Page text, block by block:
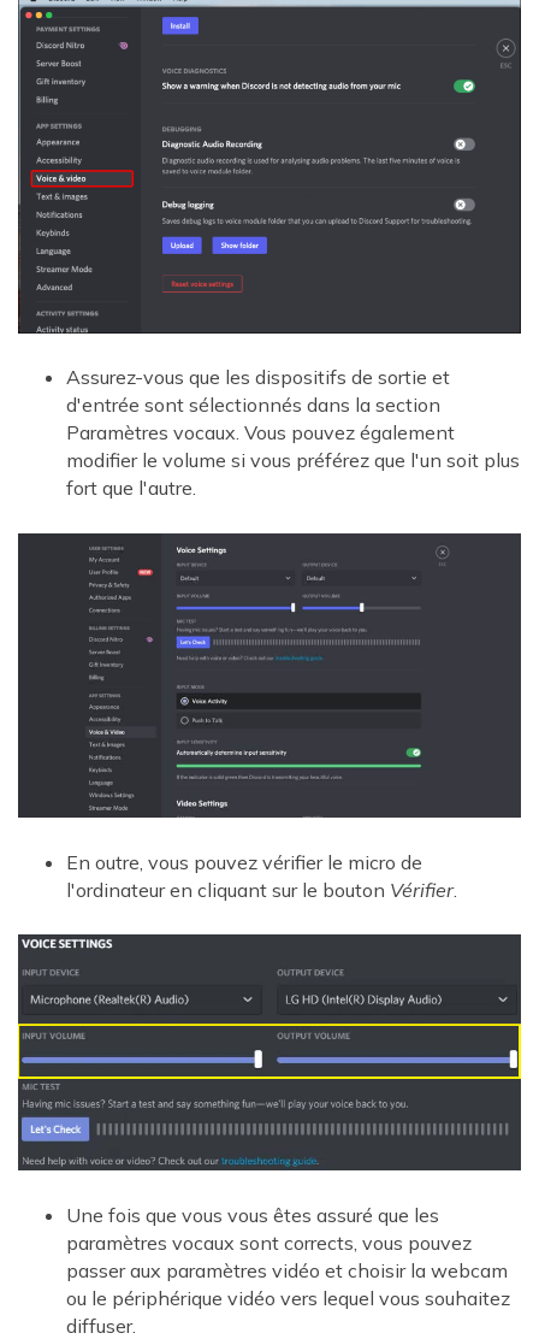
Assurez-vous que les dispositifs de sortie et
d'entrée sont sélectionnés dans la section
Paramètres vocaux. Vous pouvez également
modifier le volume si vous préférez que l'un soit plus
fort que l'autre.
En outre, vous pouvez vérifier le micro de
l'ordinateur en cliquant sur le bouton Vérifier.
Une fois que vous vous êtes assuré que les
paramètres vocaux sont corrects, vous pouvez
passer aux paramètres vidéo et choisir la webcam
ou le périphérique vidéo vers lequel vous souhaitez
diffuser.